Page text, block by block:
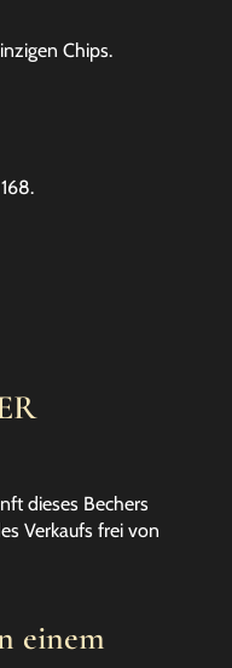
Chips.
dieses Bechers
Verkaufs frei von
einem